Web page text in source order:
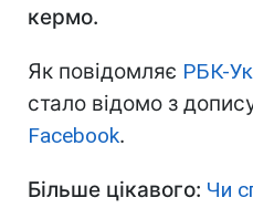
кермо.
Як повідомляє РБК-
стало відомо з
Facebook.
Більше цікавого: Чи